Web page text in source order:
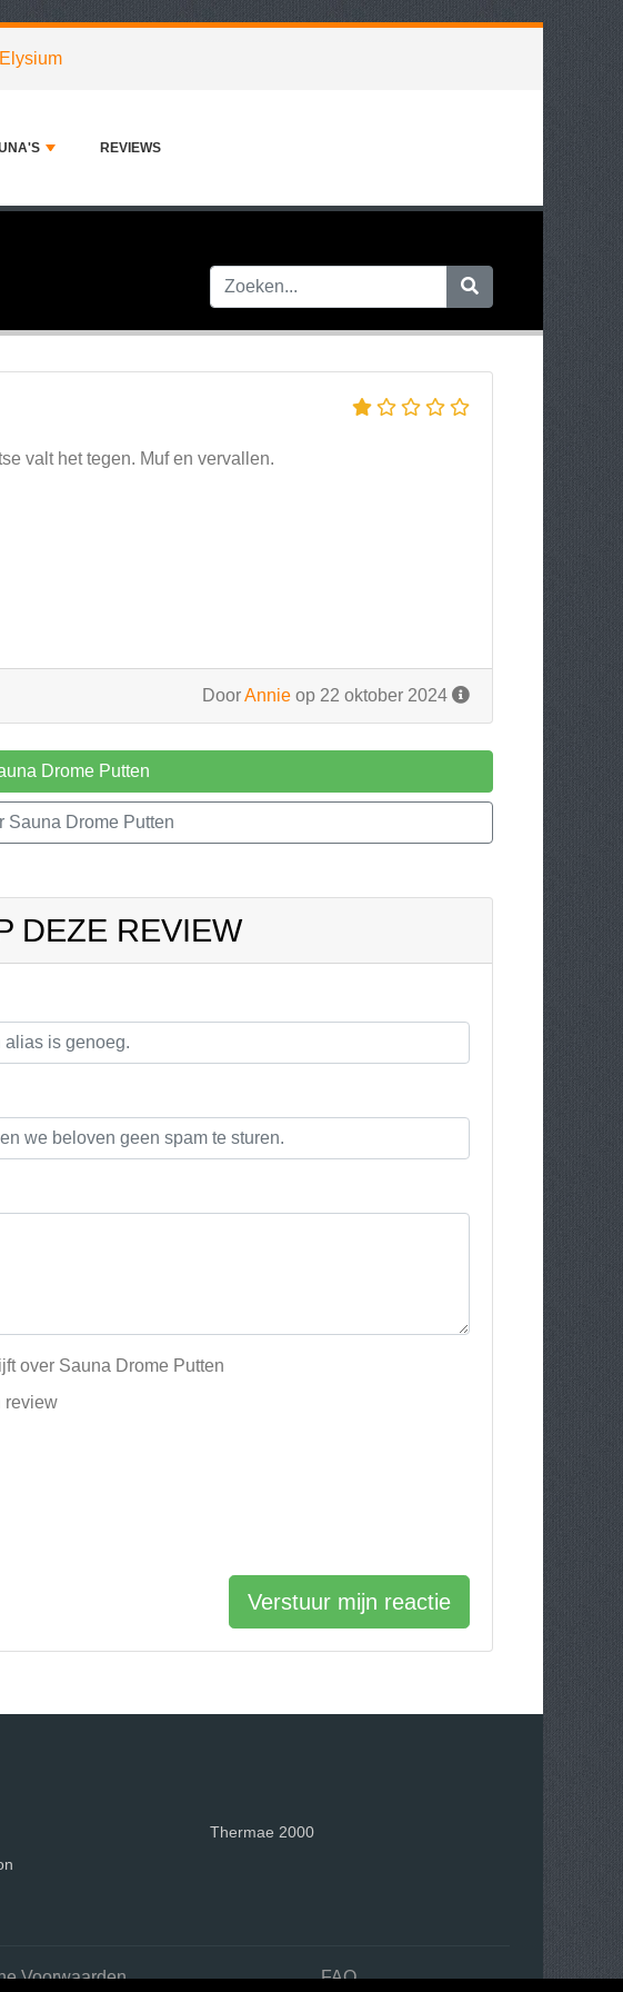
Elysium
REVIEWS
valt het tegen. Muf en vervallen.
DoorAnnie op 22 oktober 2024
Drome Putten
Sauna Drome Putten
DEZE REVIEW
over Sauna Drome Putten
review
Verstuur mijn reactie
Thermae 2000
Voorwaarden FAQ